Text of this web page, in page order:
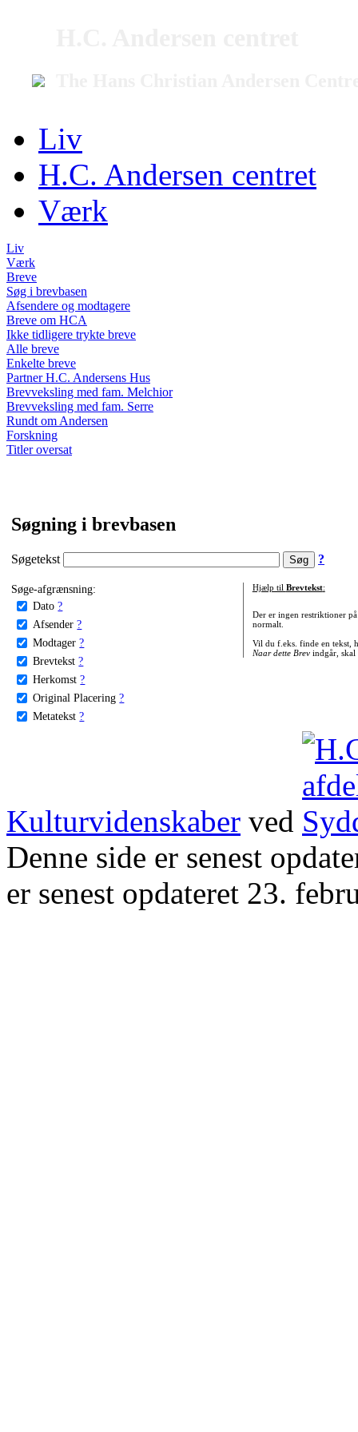
Liv
H.C. Andersen centret
Værk
Liv
Værk
Breve
Søg i brevbasen
Afsendere og modtagere
Breve om HCA
Ikke tidligere trykte breve
Alle breve
Enkelte breve
Partner H.C. Andersens Hus
Brevveksling med fam. Melchior
Brevveksling med fam. Serre
Rundt om Andersen
Forskning
Titler oversat
Søgning i brevbasen
Søgetekst ?
Søge-afgrænsning:
Dato ?
Afsender ?
Modtager ?
Brevtekst ?
Herkomst ?
Original Placering ?
Metatekst ?
Hjælp til Brevtekst:
Der er ingen restriktioner
normalt.
Vil du f.eks. finde en tekst,
Naar dette Brevindgår, skal
Kulturvidenskaber ved
Denne side er senest
er senest opdateret 23.